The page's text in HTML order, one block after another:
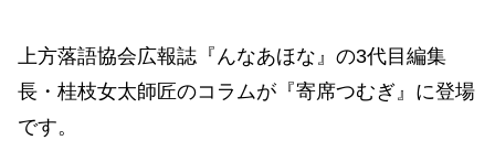
上方落語協会広報誌『んなあほな』の3代目編集
長・桂枝女太師匠のコラムが『寄席つむぎ』に登場
です。